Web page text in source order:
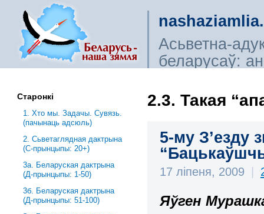
Асьветна-
беларусаў:
2.3. Такая
5-му З’езду
17 ліпеня, 2009 |
Яўген
Старонкі
1. Хто мы. Задачы. Сувязь.
(пачынаць адсюль)
2. Сьветаглядная дактрына
(С-прынцыпы: 20+)
3a. Беларуская дактрына
(Д-прынцыпы: 1-50)
3б. Беларуская дактрына
(Д-прынцыпы: 51-100)